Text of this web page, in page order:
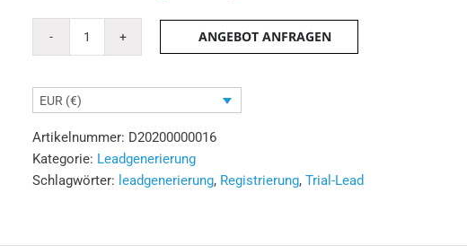
Trial-
Menge
ANGEBOT ANFRAGEN
EUR (€)
Artikelnummer: D20200000016
Kategorie: Leadgenerierung
Schlagwörter: leadgenerierung, Registrierung, Trial-Lead